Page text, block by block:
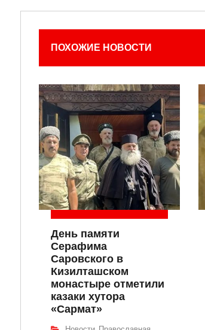
ПОХОЖИЕ НОВОСТИ
День памяти
Серафима
Саровского в
Кизилташском
монастыре отметили
казаки хутора
«Сармат»